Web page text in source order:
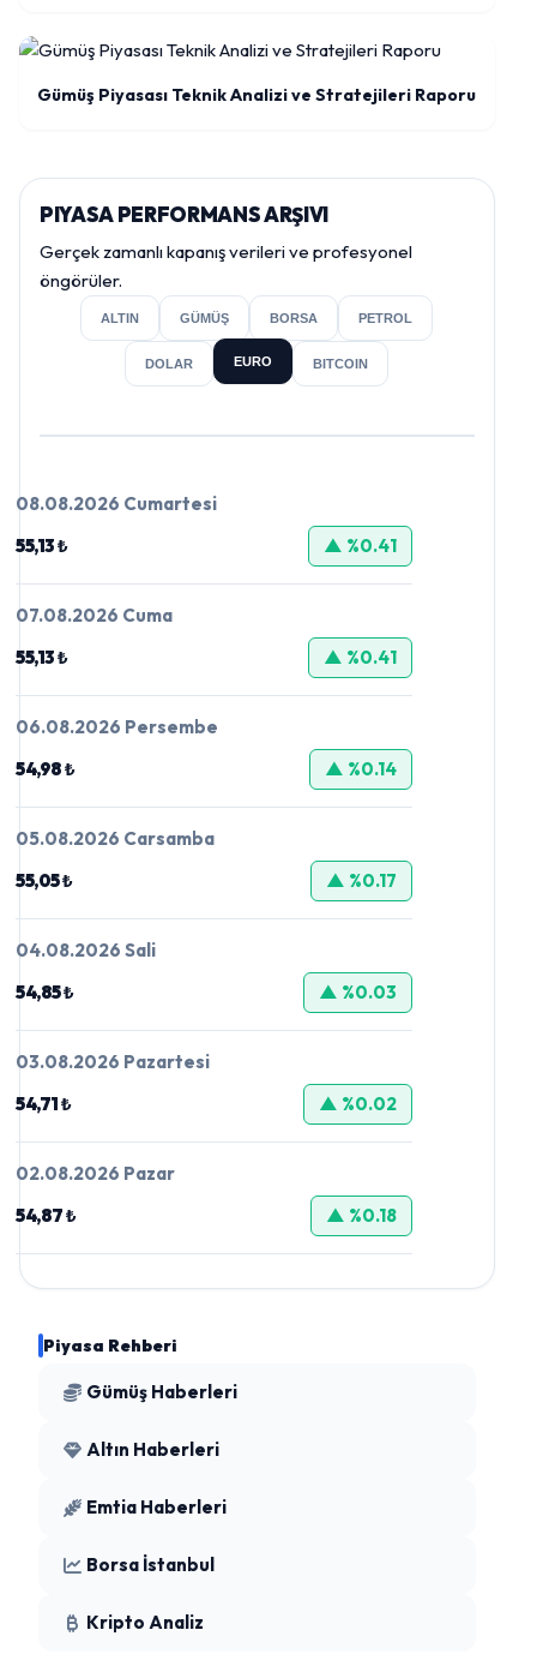
Gümüş Piyasası Teknik Analizi ve Stratejileri Raporu
PIYASA PERFORMANS ARŞIVI
Gerçek zamanlı kapanış verileri ve profesyonel
öngörüler.
ALTIN GÜMÜŞ BORSA PETROL
DOLAR EURO BITCOIN
08.08.2026 Cumartesi
55,13 ₺
▲ %0.41
07.08.2026 Cuma
55,13 ₺
▲ %0.41
06.08.2026 Persembe
54,98 ₺
▲ %0.14
05.08.2026 Carsamba
55,05 ₺
▲ %0.17
04.08.2026 Sali
54,85 ₺
▲ %0.03
03.08.2026 Pazartesi
54,71 ₺
▲ %0.02
02.08.2026 Pazar
54,87 ₺
▲ %0.18
Piyasa Rehberi
Gümüş Haberleri
Altın Haberleri
Emtia Haberleri
Borsa İstanbul
Kripto Analiz